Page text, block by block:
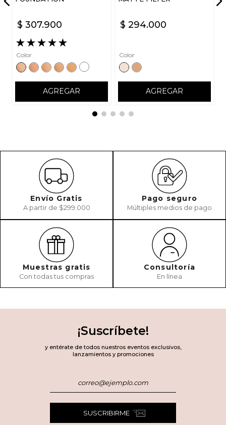
$ 307.900
★★★★★
Color
AGREGAR
$ 294.000
Color
AGREGAR
Envío Gratis
A partir de $299.000
Pago seguro
Múltiples medios de pago
Muestras gratis
Con todas tus compras
Consultoría
En línea
¡Suscríbete!
y entérate de todos nuestros eventos exclusivos,
lanzamientos y promociones
SUSCRIBIRME